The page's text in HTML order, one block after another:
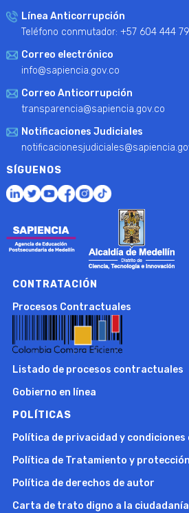
Línea Anticorrupción
Teléfono conmutador: +57 604 444
Correo electrónico
info@sapiencia.gov.co
Correo Anticorrupción
transparencia@sapiencia.gov.co
Notificaciones Judiciales
SÍGUENOS
CONTRATACIÓN
Procesos Contractuales
Listado de procesos contractuales
Gobierno en línea
POLÍTICAS
Política de privacidad y condiciones
Política de Tratamiento y
Política de derechos de autor
Carta de trato digno a la ciudadanía